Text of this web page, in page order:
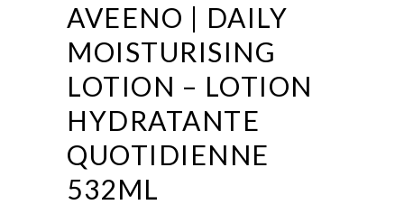
AVEENO | DAILY
MOISTURISING
LOTION – LOTION
HYDRATANTE
QUOTIDIENNE
532ML